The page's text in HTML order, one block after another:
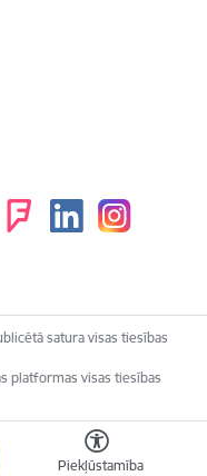
Piekļūstamība
satura visas tiesības
platformas visas tiesības